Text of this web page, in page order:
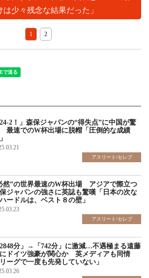
は少々残念な結果だった」
1 2
24-2！」森保ジャパンの“得失点”に中国が驚
最速でのW杯出場に脱帽「圧倒的な成績
アスリート/セレブ
然”の世界最速のW杯出場 アジアで際立つ
ジャパンの強さに英誌も驚嘆「日本の次な
ードルは、ベスト８の壁」
アスリート/セレブ
2848分」→「742分」に激減…不遇極まる遠藤
ドイツ強豪が関心か 英メディアも同情
リーグで一度も先発していない」